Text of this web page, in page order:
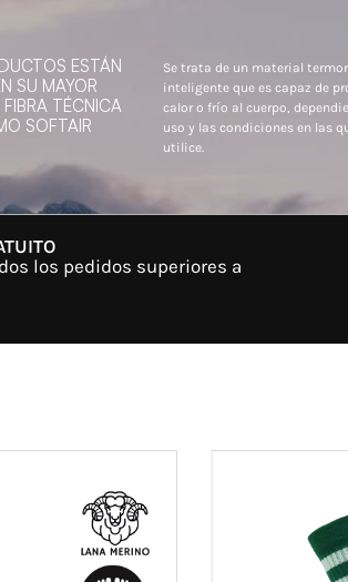
ESTÁN
SU MAYOR
TÉCNICA
SOFTAIR
Se trata de un material
inteligente que es capaz de
calor o frío al cuerpo,
uso y las condiciones en las
utilice.
los pedidos superiores a